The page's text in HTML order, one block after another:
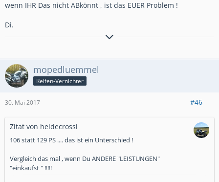
wenn IHR Das nicht ABkönnt , ist das EUER Problem !
Di.
meine YT Zweiradecke....
g
mopedluemmel
Reifen-Vernichter
30. Mai 2017 #46
Zitat von heidecrossi
106 statt 129 PS .... das ist ein Unterschied !
Vergleich das mal , wenn Du ANDERE "LEISTUNGEN"
"einkaufst " !!!!!